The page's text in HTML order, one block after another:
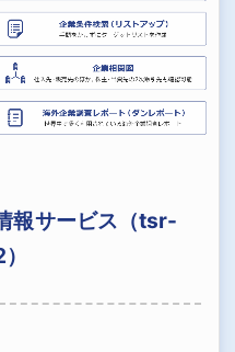
報サービス（tsr-